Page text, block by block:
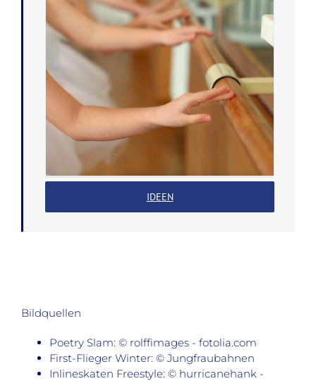
IDEEN
Bildquellen
Poetry Slam: © rolffimages - fotolia.com
First-Flieger Winter: © Jungfraubahnen
Inlineskaten Freestyle: © hurricanehank -